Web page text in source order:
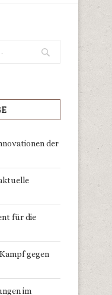
der
für die
gegen
im